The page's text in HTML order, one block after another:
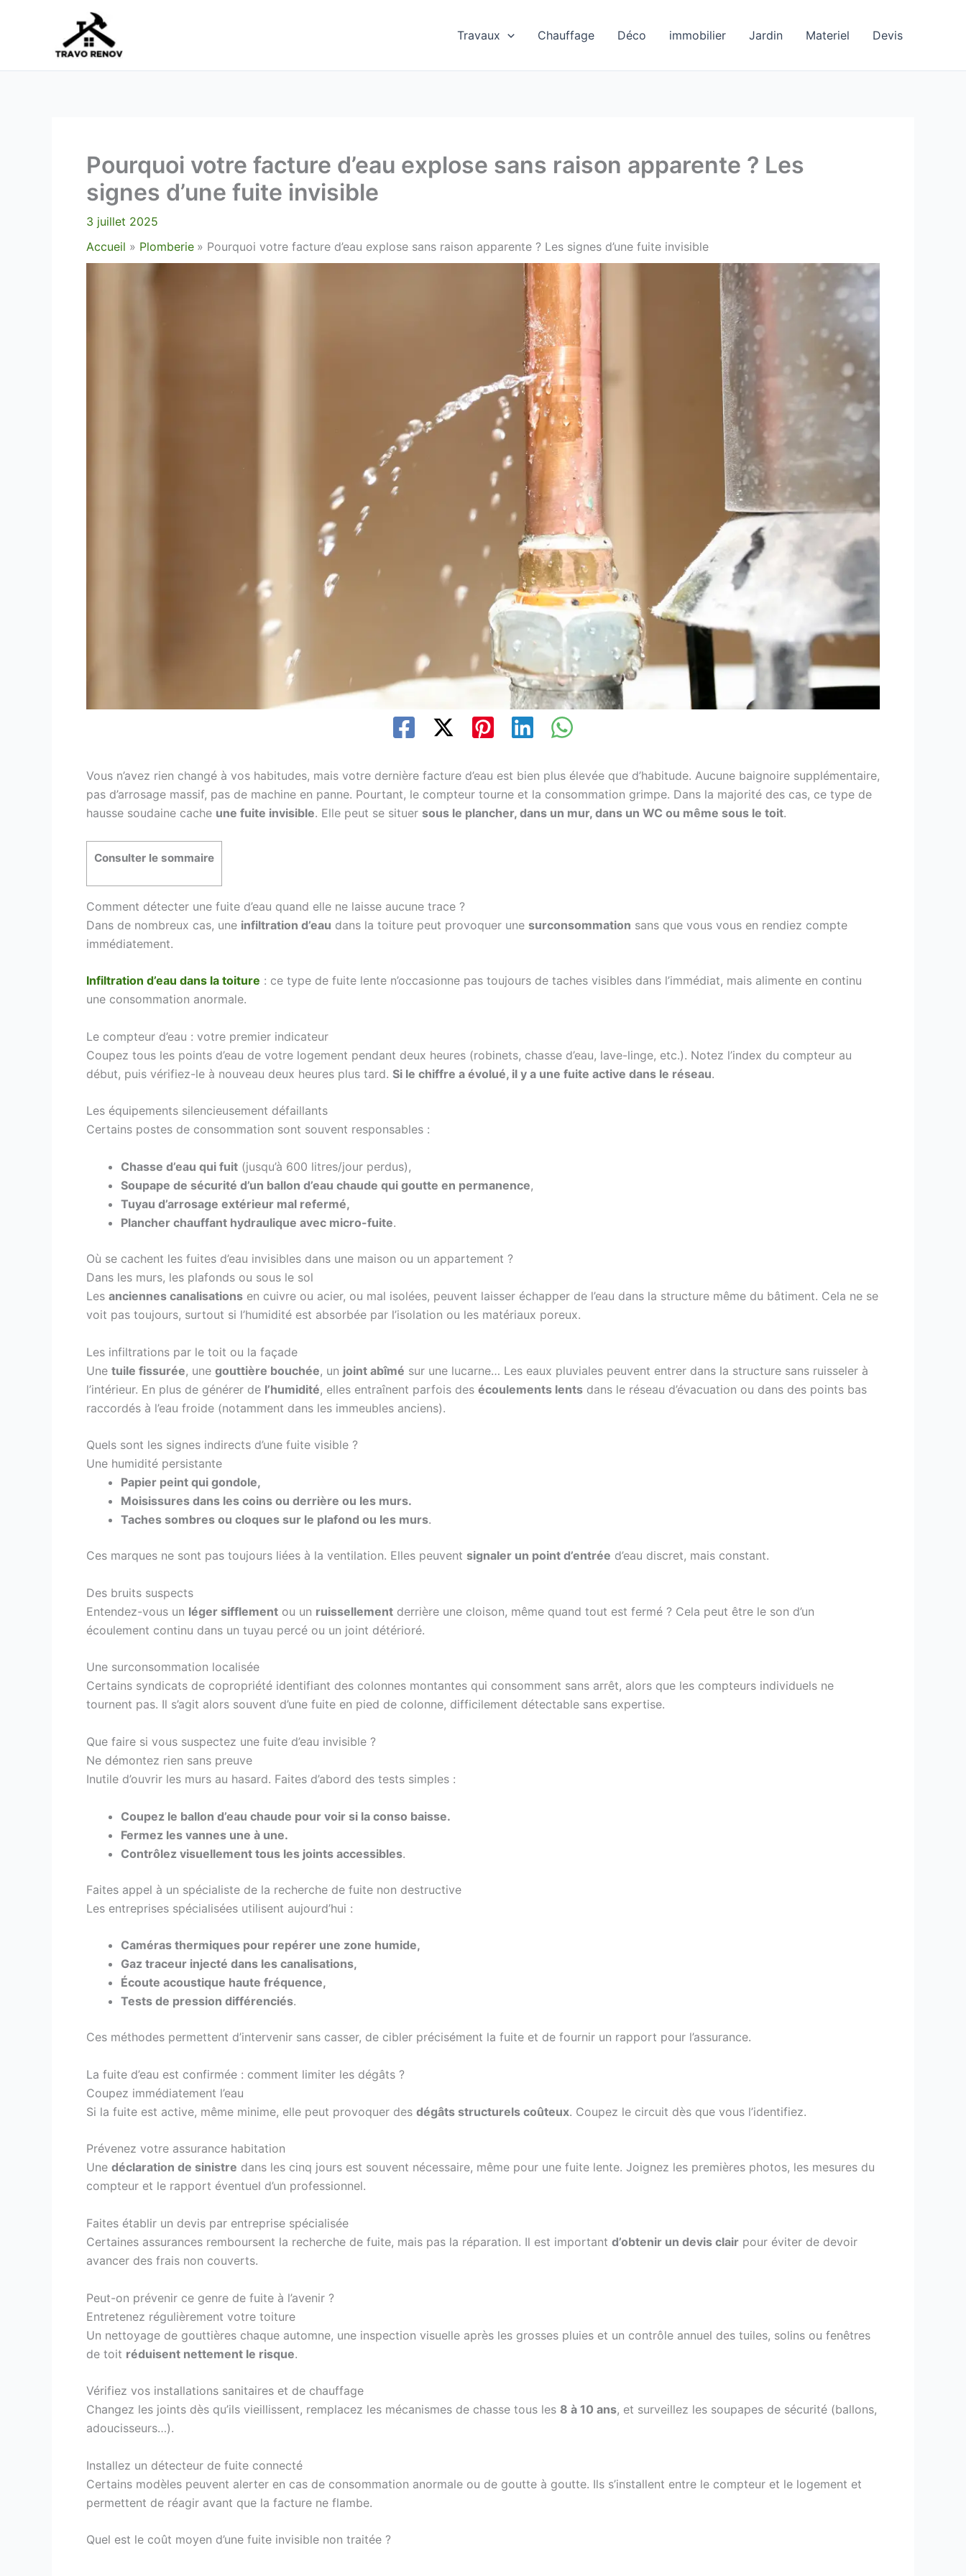
Travaux Chauffage Déco immobilier Jardin Materiel Devis
Pourquoi votre facture d’eau explose sans raison apparente ? Les
signes d’une fuite invisible
3 juillet 2025
Accueil
Plomberie Pourquoi votre facture d’eau explose sans raison apparente ? Les signes d’une fuite invisible
Vous n’avez rien changé à vos habitudes, mais votre dernière facture d’eau est bien plus élevée que d’habitude. Aucune baignoire supplémentaire,
pas d’arrosage massif, pas de machine en panne. Pourtant, le compteur tourne et la consommation grimpe. Dans la majorité des cas, ce type de
hausse soudaine cache une fuite invisible. Elle peut se situer sous le plancher, dans un mur, dans un WC ou même sous le toit.
Consulter le sommaire
Comment détecter une fuite d’eau quand elle ne laisse aucune trace ?
Dans de nombreux cas, une infiltration d’eau dans la toiture peut provoquer une surconsommation sans que vous vous en rendiez compte
immédiatement.
Infiltration d’eau dans la toiture : ce type de fuite lente n’occasionne pas toujours de taches visibles dans l’immédiat, mais alimente en continu
une consommation anormale.
Le compteur d’eau : votre premier indicateur
Coupez tous les points d’eau de votre logement pendant deux heures (robinets, chasse d’eau, lave-linge, etc.). Notez l’index du compteur au
début, puis vérifiez-le à nouveau deux heures plus tard. Si le chiffre a évolué, il y a une fuite active dans le réseau.
Les équipements silencieusement défaillants
Certains postes de consommation sont souvent responsables :
Chasse d’eau qui fuit (jusqu’à 600 litres/jour perdus),
Soupape de sécurité d’un ballon d’eau chaude qui goutte en permanence,
Tuyau d’arrosage extérieur mal refermé,
Plancher chauffant hydraulique avec micro-fuite.
Où se cachent les fuites d’eau invisibles dans une maison ou un appartement ?
Dans les murs, les plafonds ou sous le sol
Les anciennes canalisations en cuivre ou acier, ou mal isolées, peuvent laisser échapper de l’eau dans la structure même du bâtiment. Cela ne se
voit pas toujours, surtout si l’humidité est absorbée par l’isolation ou les matériaux poreux.
Les infiltrations par le toit ou la façade
Une tuile fissurée, une gouttière bouchée, un joint abîmé sur une lucarne… Les eaux pluviales peuvent entrer dans la structure sans ruisseler à
l’intérieur. En plus de générer de l’humidité, elles entraînent parfois des écoulements lents dans le réseau d’évacuation ou dans des points bas
raccordés à l’eau froide (notamment dans les immeubles anciens).
Quels sont les signes indirects d’une fuite visible ?
Une humidité persistante
Papier peint qui gondole,
Moisissures dans les coins ou derrière ou les murs.
Taches sombres ou cloques sur le plafond ou les murs.
Ces marques ne sont pas toujours liées à la ventilation. Elles peuvent signaler un point d’entrée d’eau discret, mais constant.
Des bruits suspects
Entendez-vous un léger sifflement ou un ruissellement derrière une cloison, même quand tout est fermé ? Cela peut être le son d’un
écoulement continu dans un tuyau percé ou un joint détérioré.
Une surconsommation localisée
Certains syndicats de copropriété identifiant des colonnes montantes qui consomment sans arrêt, alors que les compteurs individuels ne
tournent pas. Il s’agit alors souvent d’une fuite en pied de colonne, difficilement détectable sans expertise.
Que faire si vous suspectez une fuite d’eau invisible ?
Ne démontez rien sans preuve
Inutile d’ouvrir les murs au hasard. Faites d’abord des tests simples :
Coupez le ballon d’eau chaude pour voir si la conso baisse.
Fermez les vannes une à une.
Contrôlez visuellement tous les joints accessibles.
Faites appel à un spécialiste de la recherche de fuite non destructive
Les entreprises spécialisées utilisent aujourd’hui :
Caméras thermiques pour repérer une zone humide,
Gaz traceur injecté dans les canalisations,
Écoute acoustique haute fréquence,
Tests de pression différenciés.
Ces méthodes permettent d’intervenir sans casser, de cibler précisément la fuite et de fournir un rapport pour l’assurance.
La fuite d’eau est confirmée : comment limiter les dégâts ?
Coupez immédiatement l’eau
Si la fuite est active, même minime, elle peut provoquer des dégâts structurels coûteux. Coupez le circuit dès que vous l’identifiez.
Prévenez votre assurance habitation
Une déclaration de sinistre dans les cinq jours est souvent nécessaire, même pour une fuite lente. Joignez les premières photos, les mesures du
compteur et le rapport éventuel d’un professionnel.
Faites établir un devis par entreprise spécialisée
Certaines assurances remboursent la recherche de fuite, mais pas la réparation. Il est important d’obtenir un devis clair pour éviter de devoir
avancer des frais non couverts.
Peut-on prévenir ce genre de fuite à l’avenir ?
Entretenez régulièrement votre toiture
Un nettoyage de gouttières chaque automne, une inspection visuelle après les grosses pluies et un contrôle annuel des tuiles, solins ou fenêtres
de toit réduisent nettement le risque.
Vérifiez vos installations sanitaires et de chauffage
Changez les joints dès qu’ils vieillissent, remplacez les mécanismes de chasse tous les 8 à 10 ans, et surveillez les soupapes de sécurité (ballons,
adoucisseurs…).
Installez un détecteur de fuite connecté
Certains modèles peuvent alerter en cas de consommation anormale ou de goutte à goutte. Ils s’installent entre le compteur et le logement et
permettent de réagir avant que la facture ne flambe.
Quel est le coût moyen d’une fuite invisible non traitée ?